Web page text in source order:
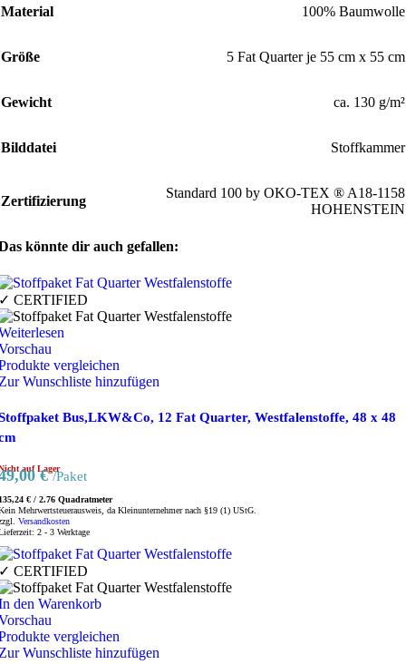
Material 100% Baumwolle
Größe 5 Fat Quarter je 55 cm x 55 cm
Gewicht ca. 130 g/m²
Bilddatei Stoffkammer
Zertifizierung
Standard 100 by OKO-TEX ® A18-1158
HOHENSTEIN
könnte dir auch gefallen:
CERTIFIED
vergleichen
Wunschliste hinzufügen
Bus,LKW&Co, 12 Fat Quarter, Westfalenstoffe, 48 x 48
auf Lager
€ /Paket
€ / 2.76 Quadratmeter
Mehrwertsteuerausweis, da Kleinunternehmer nach §19 (1) UStG.
Versandkosten
2 - 3 Werktage
CERTIFIED
den Warenkorb
vergleichen
Wunschliste hinzufügen